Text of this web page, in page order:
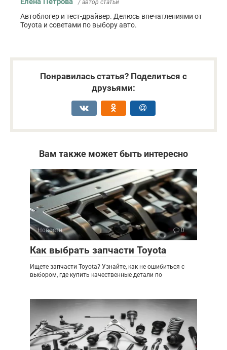
/ автор статьи
Автоблогер и тест-драйвер. Делюсь впечатлениями от
Toyota и советами по выбору авто.
Понравилась статья? Поделиться с
друзьями:
Вам также может быть интересно
Новости 0
Как выбрать запчасти Toyota
Ищете запчасти Toyota? Узнайте, как не ошибиться с
выбором, где купить качественные детали по